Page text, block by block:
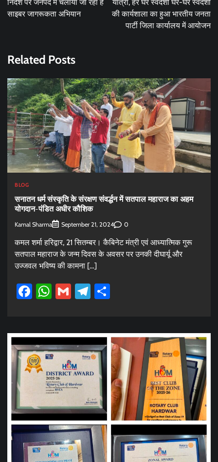
निर्देश पर जनपद में चलाया जा रहा है
साइबर जागरूकता अभियान
यात्रा, हर घर स्वदेशी घर-घर स्वदेशी
की कार्यशाला का हुआ भारतीय जनता
पार्टी जिला कार्यालय में आयोजन
Related Posts
BLOG
सनातन धर्म संस्कृति के संरक्षण संवर्द्धन में सतपाल महाराज का अहम
योगदान-पंडित अधीर कौशिक
Kamal Sharma September 21, 2024 0
कमल शर्मा हरिद्वार, 21 सितम्बर। कैबिनेट मंत्री एवं आध्यात्मिक गुरू
सतपाल महाराज के जन्म दिवस के अवसर पर उनकी दीघार्यू और
उज्जवल भविष्य की कामना […]
Facebook
WhatsApp
GmailTelegram